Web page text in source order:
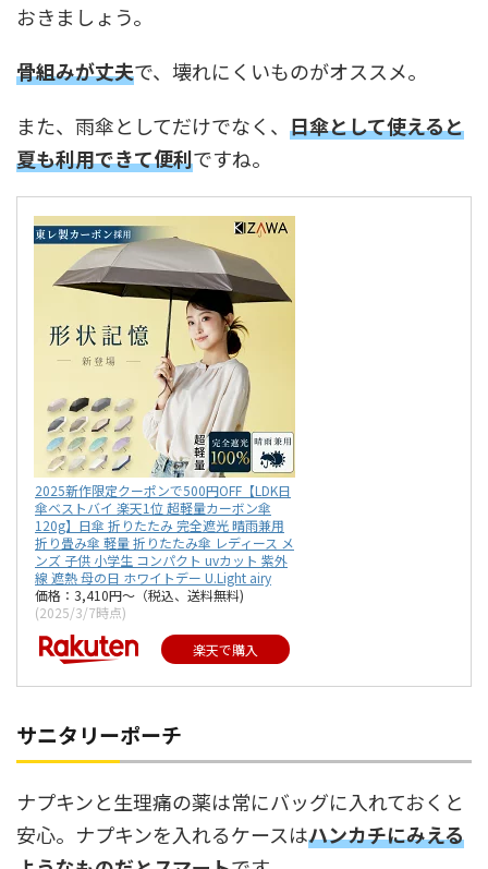
おきましょう。
骨組みが丈夫で、壊れにくいものがオススメ。
また、雨傘としてだけでなく、 日傘として使えると
夏も利用できて便利ですね。
2025新作限定クーポンで500円OFF【LDK日
傘ベストバイ 楽天1位 超軽量カーボン傘
120g】日傘 折りたたみ 完全遮光 晴雨兼用
折り畳み傘 軽量 折りたたみ傘 レディース メ
ンズ 子供 小学生 コンパクト uvカット 紫外
線 遮熱 母の日 ホワイトデー U.Light airy
価格：3,410円～（税込、送料無料)
(2025/3/7時点)
楽天で購入
サニタリーポーチ
ナプキンと生理痛の薬は常にバッグに入れておくと
安心。ナプキンを入れるケースはハンカチにみえる